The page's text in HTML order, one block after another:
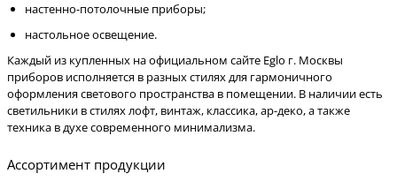
настенно-потолочные приборы;
настольное освещение.
Каждый из купленных на официальном сайте Eglo г. Москвы
приборов исполняется в разных стилях для гармоничного
оформления светового пространства в помещении. В наличии есть
светильники в стилях лофт, винтаж, классика, ар-деко, а также
техника в духе современного минимализма.
Ассортимент продукции